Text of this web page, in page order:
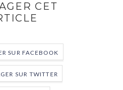
CET
SUR FACEBOOK
SUR TWITTER